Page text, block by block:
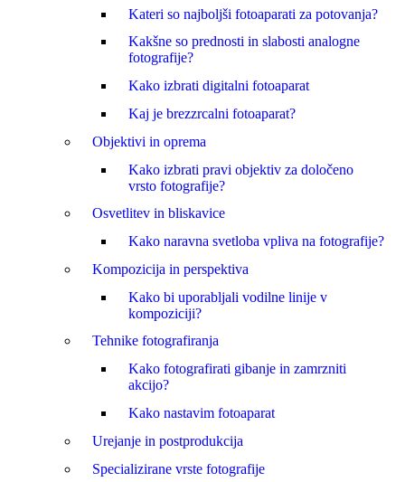
Kateri so najboljši fotoaparati za potovanja?
Kakšne so prednosti in slabosti analogne
fotografije?
Kako izbrati digitalni fotoaparat
Kaj je brezzrcalni fotoaparat?
Objektivi in oprema
Kako izbrati pravi objektiv za določeno
vrsto fotografije?
Osvetlitev in bliskavice
Kako naravna svetloba vpliva na fotografije?
Kompozicija in perspektiva
Kako bi uporabljali vodilne linije v
kompoziciji?
Tehnike fotografiranja
Kako fotografirati gibanje in zamrzniti
akcijo?
Kako nastavim fotoaparat
Urejanje in postprodukcija
Specializirane vrste fotografije